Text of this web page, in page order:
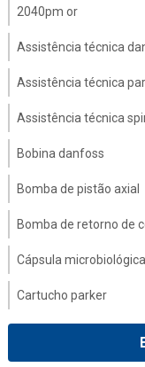
2040pm or
Assistência técnica
Assistência técnica
Assistência técnica
Bobina danfoss
Bomba de pistão axial
Bomba de retorno de
Cápsula microbiológica
Cartucho parker